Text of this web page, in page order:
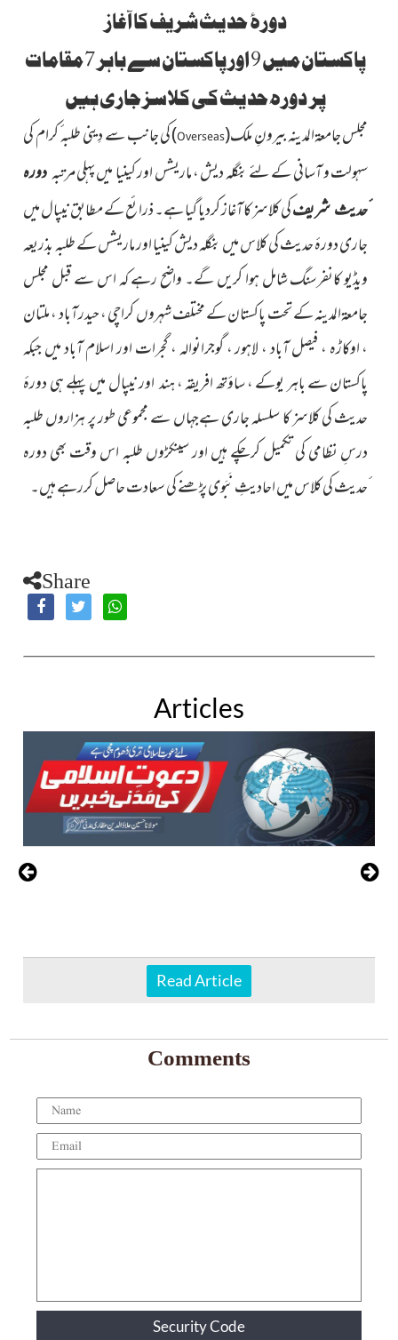
دورۂ حدیث شریف کا آغاز
پاکستان میں 9 اور پاکستان سے باہر 7 مقامات
پر دورہ ٔحدیث کی کلاسز جاری ہیں
مجلس جامعۃالمدینہ بیرونِملک(
Overseas
)کی جانبسے دِینی طلبہ ٔ کرام کی
سہولت و آسانی کے لئے بنگلہ دیش ، ماریشس اور کینیا میں پہلی مرتبہدورہ
ٔحدیث شریفکی کلاسز کاآغاز کردیا گیا ہے۔ ذرائع کے مطابق نیپال میں
جاری دورۂ حدیث کی کلاس میں بنگلہ دیش کینیا اور ماریشس کے طلبہ بذریعہ
ویڈیو کانفرسنگ شامل ہوا کریں گے۔ واضح رہے کہ اس سے قبل مجلس
جامعۃالمدینہ کے تحت پاکستان کے مختلف شہروں کراچی ، حیدرآباد ، ملتان
، اوکاڑہ ، فیصل آباد ، لاہور ، گوجرانوالہ ، گجرات اور اسلام آباد میں جبکہ
پاکستان سے باہر یوکے ، ساؤتھ افریقہ ، ہند اور نیپال میں پہلے ہی دورۂ
حدیث کی کلاسز کا سلسلہ جاری ہےجہاں سے مجموعی طور پر ہزاروں طلبہ
درسِ نظامی کی تکمیل کرچکے ہیں اور سینکڑوں طلبہ اس وقت بھی دورہ
ٔحدیث کی کلاس میں احادیثِ نَبَوی پڑھنے کی سعادت حاصل کررہے ہیں۔
Share
Articles
Read Article
Comments
Security Code